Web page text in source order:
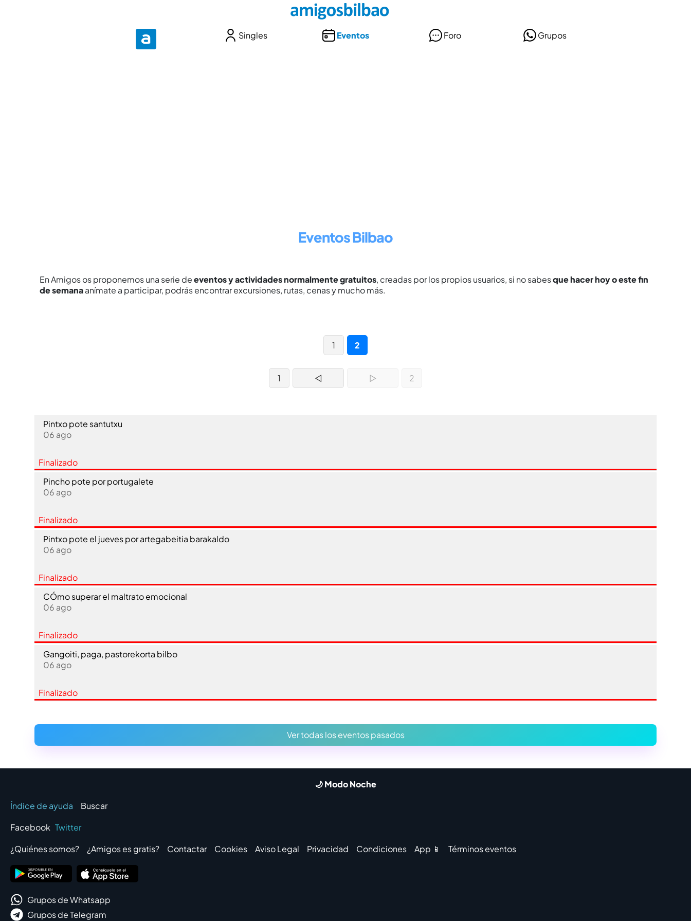
Singles Eventos Foro Grupos
Eventos Bilbao
En Amigos os proponemos una serie deeventos y actividades normalmente gratuitos, creadas por los propios usuarios, si no sabesque hacer hoy o este fin
de semanaanímate a participar, podrás encontrar excursiones, rutas, cenas y mucho más.
1 2
1 ◁ ▷ 2
Pintxo pote santutxu
06 ago
Finalizado
Pincho pote por portugalete
06 ago
Finalizado
Pintxo pote el jueves por artegabeitia barakaldo
06 ago
Finalizado
CÓmo superar el maltrato emocional
06 ago
Finalizado
Gangoiti, paga, pastorekorta bilbo
06 ago
Finalizado
Ver todas los eventos pasados
🌙 Modo Noche
Índice de ayuda
Buscar
Facebook Twitter
¿Quiénes somos?
¿Amigos es gratis? Contactar Cookies Aviso Legal Privacidad Condiciones App 📱 Términos eventos
Grupos de Whatsapp
Grupos de Telegram